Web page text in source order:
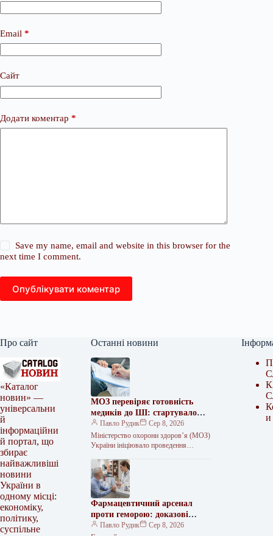
Email *
Сайт
Додати коментар *
Save my name, email and website in this browser for the
next time I comment.
Опублікувати коментар
Про сайт
«Каталог
новин» —
універсальни
й
інформаційни
й портал, що
збирає
найважливіші
новини
України в
одному місці:
економіку,
політику,
суспільне
Останні новини
МОЗ перевіряє готовність
медиків до ШІ: стартувало
опитування
Павло Рудик
Сер 8, 2026
Міністерство охорони здоров’я (МОЗ)
України ініціювало проведення
штучного інтелекту (ШІ) у медичній
галузі. До участі в опитуванні
Фармацевтичний арсенал
проти геморою: доказові
стратегії для полегшення
Павло Рудик
Сер 8, 2026
и